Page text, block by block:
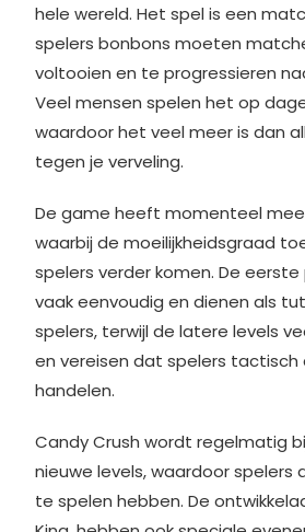
hele wereld. Het spel is een
spelers bonbons moeten
voltooien en te progressieren
Veel mensen spelen het op
waardoor het veel meer is dan
tegen jeverveling.
De game heeft momenteel
waarbij de moeilijkheidsgraad
spelers verder komen. De eerste
vaak eenvoudig en dienen als
spelers, terwijl de latere levels
en vereisen dat spelers tactisch
handelen.
Candy Crush wordt regelmatig
nieuwe levels, waardoor spelers
te spelen hebben. De